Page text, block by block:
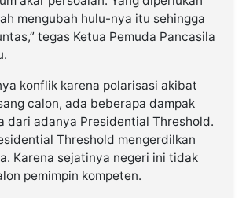
mengubah hulu-nya itu sehingga
tegas Ketua Pemuda Pancasila
konflik karena polarisasi akibat
calon, ada beberapa dampak
dari adanya Presidential Threshold.
Threshold mengerdilkan
Karena sejatinya negeri ini tidak
pemimpin kompeten.